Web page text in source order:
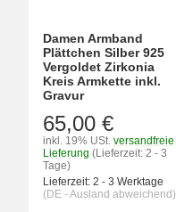
Damen Armband
Plättchen Silber 925
Vergoldet Zirkonia
Kreis Armkette inkl.
Gravur
65,00 €
inkl. 19% USt. versandfreie
Lieferung (Lieferzeit: 2 - 3
Tage)
Lieferzeit: 2 - 3 Werktage
(DE - Ausland abweichend)